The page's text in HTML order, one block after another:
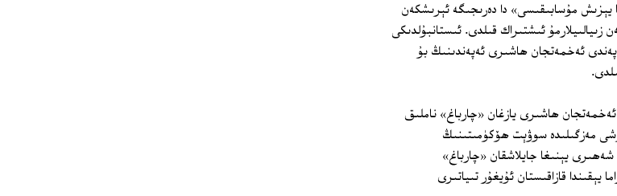
يېزىش مۇسابىقىسى» دا دەرىجىگە ئېرىشكەن
ئىشتىراك قىلدى. ئىستانبۇلدىكى
ئەخمەتجان ھاشىرى ئەپەندىنىڭ بۇ
ھاشىرى يازغان «چارباغ» ناملىق
ئۇرۇشى مەزگىلىدە سوۋېت ھۆكۈمىتىنىڭ
يېنىغا جايلاشقان «چارباغ»
يېقىندا قازاقىستان ئۇيغۇر تىياتىرى